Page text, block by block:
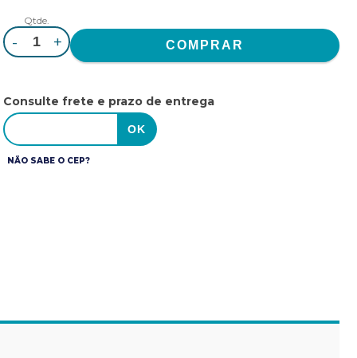
Qtde.
- +
Consulte frete e prazo de entrega
NÃO SABE O CEP?